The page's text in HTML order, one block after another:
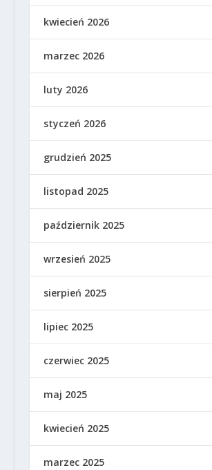
kwiecień 2026
marzec 2026
luty 2026
styczeń 2026
grudzień 2025
listopad 2025
październik 2025
wrzesień 2025
sierpień 2025
lipiec 2025
czerwiec 2025
maj 2025
kwiecień 2025
marzec 2025